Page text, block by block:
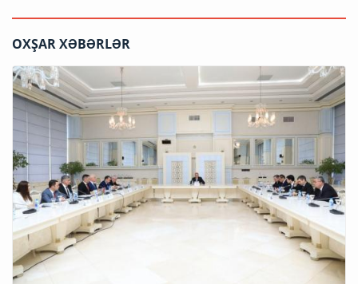
OXŞAR XƏBƏRLƏR